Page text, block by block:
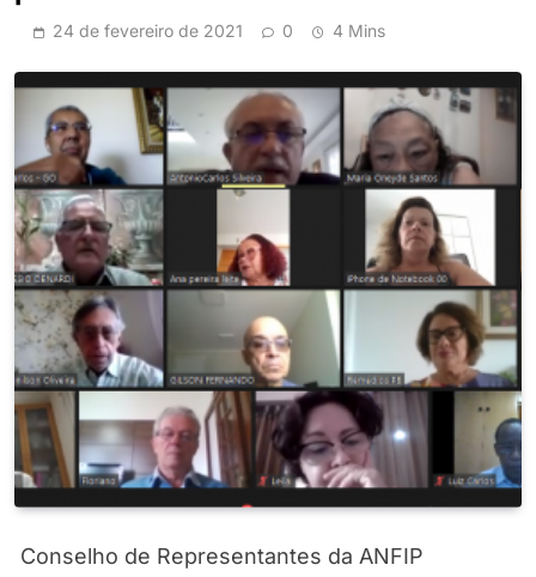
24 de fevereiro de 2021 0 4 Mins
Conselho de Representantes da ANFIP